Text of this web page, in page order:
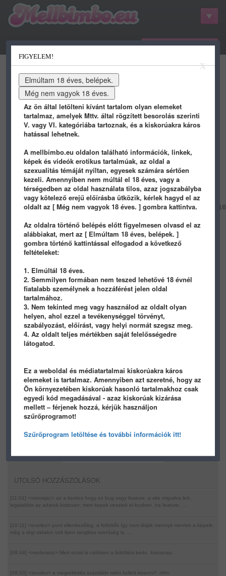
belépés / regisztráció
kategóriák hots gifs porn
youtube qdb
QDB rendszer 0.1
Újak/Etető/Beküldök újat
#270 belökte:prinyo 2013.10.31 17:51
(@line):
http://25.media.tumblr.com/
(+Keembo): guszta ez a kép
(+Keembo): hideg az éjszaka, meleg a pék fasza
HIRDETES
UTOLSÓ HOZZÁSZÓLÁSOK
[11:01] <vizimajac> az a kerdes hogy ez bug vagy feature. a site migralva lett,
legalabbis az adatok biztosan, mert kepek vesztek el kozben. ha feature, ...
[10:11] <snorlex> pont ellenkezőleg. a feltöltők így nem látják mennyit mentek a képeik.
még a régi oldalon volt ilyen ranglista szerűség is, ...
[09:44] <moderator> Mert ezzel is csökken a feltöltési kedv. :bananas:
[09:33] <snorlex> a megtekintés számlálót miért kellett kivenni? :rtfm:
X
FIGYELEM!
Az ön által letölteni kívánt tartalom olyan elemeket
tartalmaz, amelyek Mttv. által rögzített besorolás szerinti
V. vagy VI. kategóriába tartoznak, és a kiskorúakra káros
hatással lehetnek.
A mellbimbo.eu oldalon található információk, linkek,
képek és videók erotikus tartalmúak, az oldal a
szexualitás témáját nyíltan, egyesek számára sértően
kezeli. Amennyiben nem múltál el 18 éves, vagy a
térségedben az oldal használata tilos, azaz jogszabályba
vagy kötelező erejű előírásba ütközik, kérlek hagyd el az
oldalt az [ Még nem vagyok 18 éves. ] gombra kattintva.
Az oldalra történő belépés előtt figyelmesen olvasd el az
alábbiakat, mert az [ Elmúltam 18 éves, belépek. ]
gombra történő kattintással elfogadod a következő
feltételeket:
1. Elmúltál 18 éves.
2. Semmilyen formában nem teszed lehetővé 18 évnél
fiatalabb személynek a hozzáférést jelen oldal
tartalmához.
3. Nem tekinted meg vagy használod az oldalt olyan
helyen, ahol ezzel a tevékenységgel törvényt,
szabályozást, előírást, vagy helyi normát szegsz meg.
4. Az oldalt teljes mértékben saját felelősségedre
látogatod.
Ez a weboldal és médiatartalmai kiskorúakra káros
elemeket is tartalmaz. Amennyiben azt szeretné, hogy az
Ön környezetében kiskorúak hasonló tartalmakhoz csak
egyedi kód megadásával - azaz kiskorúak kizárása
mellett – férjenek hozzá, kérjük használjon
szűrőprogramot!
Szűrőprogram letöltése és további információk itt!